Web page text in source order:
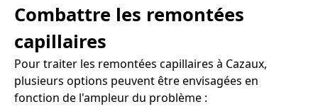
Combattre les remontées
capillaires
Pour traiter les remontées capillaires à Cazaux,
plusieurs options peuvent être envisagées en
fonction de l'ampleur du problème :